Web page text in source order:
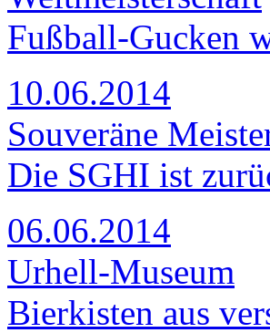
Fußball-Gucken
10.06.2014
Souveräne
Die SGHI ist
06.06.2014
Urhell-Museum
Bierkisten aus